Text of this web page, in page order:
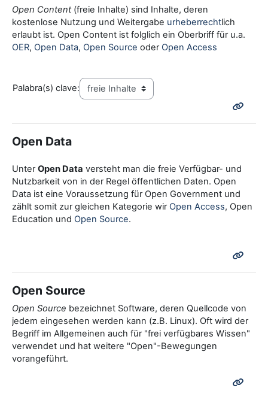
Open Content(freie Inhalte) sind Inhalte, deren
kostenlose Nutzung und Weitergabe urheberrechtlich
erlaubt ist. Open Content ist folglich ein Oberbriff für u.a.
OER, Open Data, Open Source oder Open Access
Palabra(s) clave:
Open Data
UnterOpen Data versteht man die freie Verfügbar- und
Nutzbarkeit von in der Regel öffentlichen Daten. Open
Data ist eine Voraussetzung für Open Government und
zählt somit zur gleichen Kategorie wir Open Access, Open
Education und Open Source.
Open Source
Open Source bezeichnet Software, deren Quellcode von
jedem eingesehen werden kann (z.B. Linux). Oft wird der
Begriff im Allgemeinen auch für "frei verfügbares Wissen"
verwendet und hat weitere "Open"-Bewegungen
vorangeführt.